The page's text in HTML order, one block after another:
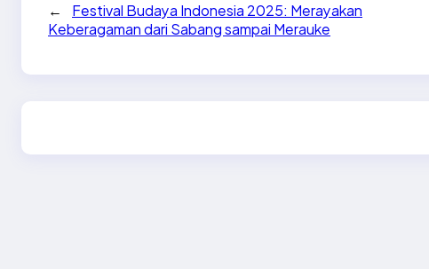
←
Festival Budaya Indonesia 2025: Merayakan
Keberagaman dari Sabang sampai Merauke